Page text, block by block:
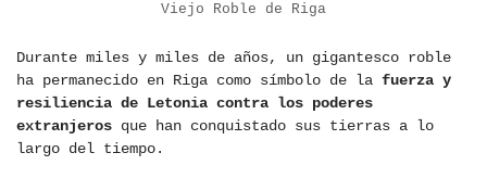
Viejo Roble de Riga
Durante miles y miles de años, un gigantesco roble
ha permanecido en Riga como símbolo de la fuerza y ​​
resiliencia de Letonia contra los poderes
extranjeros que han conquistado sus tierras a lo
largo del tiempo.